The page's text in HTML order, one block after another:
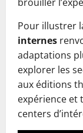
Pour illustrer
internes
adaptations
explorer les
aux éditions
expérience et
centers